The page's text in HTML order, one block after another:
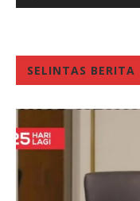
SELINTAS BERITA